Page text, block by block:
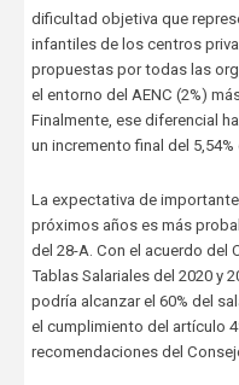
dificultad objetiva que
infantiles de los centros
propuestas por todas las
el entorno del AENC (2%)
Finalmente, ese diferencial
un incremento final del 5,54%
La expectativa de
próximos años es más
del 28-A. Con el acuerdo del
Tablas Salariales del 2020 y
podría alcanzar el 60% del
el cumplimiento del artículo
recomendaciones del